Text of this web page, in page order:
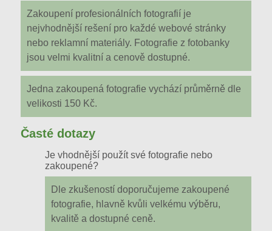
Zakoupení profesionálních fotografií je
nejvhodnější rešení pro každé webové stránky
nebo reklamní materiály. Fotografie z fotobanky
jsou velmi kvalitní a cenově dostupné.
Jedna zakoupená fotografie vychází průměrně dle
velikosti 150 Kč.
Časté dotazy
Je vhodnější použít své fotografie nebo
zakoupené?
Dle zkušeností doporučujeme zakoupené
fotografie, hlavně kvůli velkému výběru,
kvalitě a dostupné ceně.